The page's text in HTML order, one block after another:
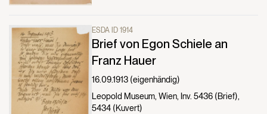
ESDA ID 1914
Brief von Egon Schiele an
Franz Hauer
16.09.1913 (eigenhändig)
Leopold Museum, Wien, Inv. 5436 (Brief),
5434 (Kuvert)